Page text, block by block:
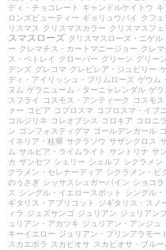
ディ・チョコレート
キャンドルケイトウ
ロンズビューティー ギョリュウバイ クフ
リスマス
クリスマスカラー クリスマスフェ
スマスローズ クリスマスローズ・ニゲル
ー クレマチス・カートマニージョー クレ
ス・ペトレイ
クローバー グリーン グリー
デンズ グレコマ グレビレア・ジュビリー
ディ・アイリッシュ・プリムローズ ゲウム
ヌム ゲラニューム・ターニャレンダル ゲラ
スフライ
コスモス・アンティーク コスモ
ァー
コピア コプロスマ コプロスマ・イブ
コルジリネ
コレオプシス コロキア コロニ
ン ゴンフォスティグマ ゴールデンガール
イネリア・桂華 サクラソウ サザンクロス
ム サルビア・ライムライト サントリナ サ
カ ザンセツ シェリー シェルフ シクラメン
クラメン・セレナーディア シクラメン・ビ
のうさぎ シッサスシュガーバイン ショコラ
ス
シングル・イエロースポット シングル・
ギタリス・アプリコット
ジギタリス・スノ
ィラ
ジュズサンゴ ジュリアン ジュリアン
ュリアン・アカツキ ジュリアン・アンジュ
キーイエロー ジュリアン・プリンアラモー
スカエボラ
スカビオサ スカビオサ・ブル